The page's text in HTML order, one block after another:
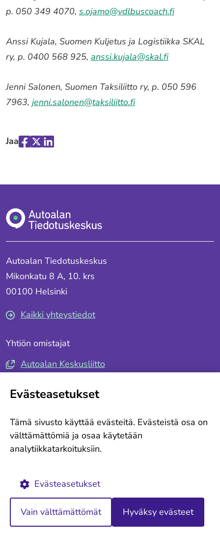
p. 050 349 4070, s.ojamo@vdlbuscoach.fi
Anssi Kujala, Suomen Kuljetus ja Logistiikka SKAL
ry, p. 0400 568 925, anssi.kujala@skal.fi
Jenni Salonen, Suomen Taksiliitto ry, p. 050 596
7963, jenni.salonen@taksiliitto.fi
Jaa
"Facebook"
"X""LinkedIn"
Autoalan Tiedotuskeskus
Mikonkatu 8 A, 10. krs
00100 Helsinki
Kaikki yhteystiedot
Yhtiön omistajat
Autoalan Keskusliitto
Tilaa tiedotteemme
Evästekäytännöt
Takaisin ylös
Evästeasetukset
Tämä sivusto käyttää evästeitä. Evästeistä osa on
välttämättömiä ja osaa käytetään
analytiikkatarkoituksiin.
Evästeasetukset
Vain välttämättömät Hyväksy evästeet